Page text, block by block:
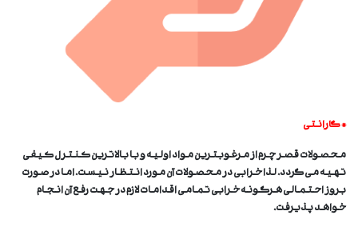
* گارانتی
محصولات قصر چرم از مرغوبترین مواد اولیه و با بالاترین کنترل کیفی
تهیه می گردد. لذا خرابی در محصولات آن مورد انتظار نیست. اما در صورت
بروز احتمالی هرگونه خرابی تمامی اقدامات لازم در جهت رفع آن انجام
خواهد پذیرفت.